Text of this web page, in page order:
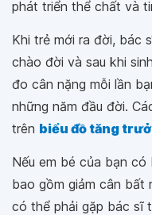
phát triển thể chất và
Khi trẻ mới ra đời, bác
chào đời và sau khi
đo cân nặng mỗi lần
những năm đầu đời.
trên biểu đồ tăng
Nếu em bé của bạn
bao gồm giảm cân bất
có thể phải gặp bác sĩ